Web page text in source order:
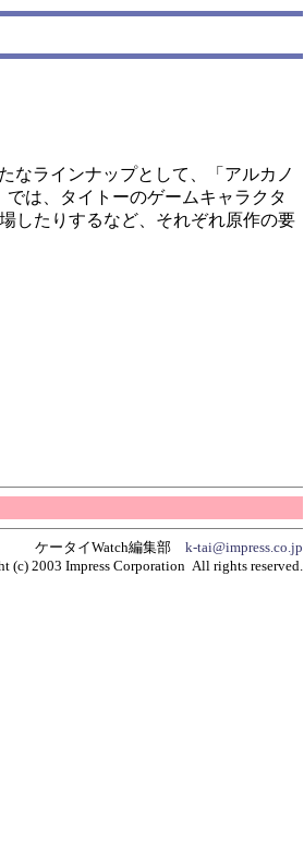
なラインナップとして、「アルカノ
は、タイトーのゲームキャラクタ
したりするなど、それぞれ原作の要
ケータイWatch編集部 k-tai@impress.co.jp
(c) 2003 Impress Corporation All rights reserved.